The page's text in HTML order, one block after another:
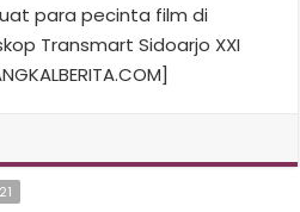
para pecinta film di
Transmart Sidoarjo XXI